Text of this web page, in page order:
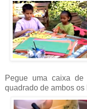
Pegue uma caixa
quadrado de ambos